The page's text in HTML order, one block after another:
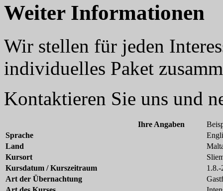
Weiter Informationen
Wir stellen für jeden
individuelles Paket
Kontaktieren Sie uns und
Ihre Angaben
Sprache
Land
Kursort
Kursdatum / Kurszeitraum
1.8.-
Art der Übernachtung